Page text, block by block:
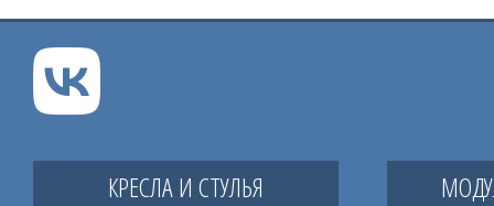
КРЕСЛА И СТУЛЬЯ